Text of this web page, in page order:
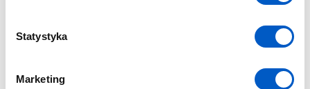
Statystyka
Marketing
1. Szkolenie pilotażu drona (A2, STS)
szkolenie teoretyczne STS w formie